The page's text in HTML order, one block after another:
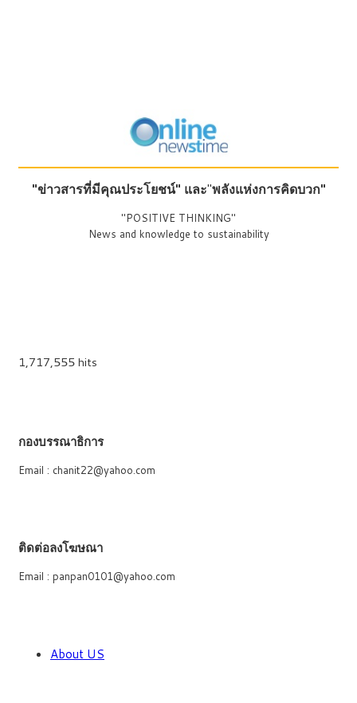
"ข่าวสารที่มีคุณประโยชน์" และ"พลังแห่งการคิดบวก"
"POSITIVE THINKING"
News and knowledge to sustainability
1,717,555 hits
กองบรรณาธิการ
Email : chanit22@yahoo.com
ติดต่อลงโฆษณา
Email : panpan0101@yahoo.com
About US